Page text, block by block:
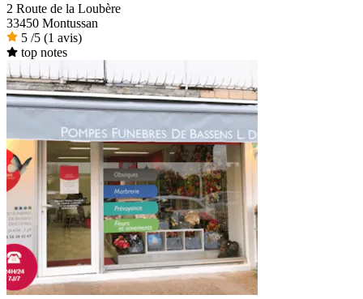
2 Route de la Loubère
33450 Montussan
5 /5 (1 avis)
top notes